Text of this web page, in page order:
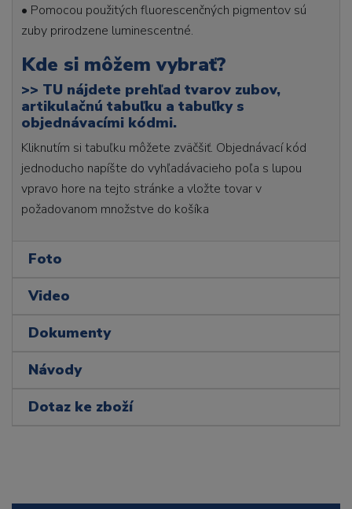
• Pomocou použitých fluorescenčných pigmentov sú
zuby prirodzene luminescentné.
Kde si môžem vybrať?
>> TU nájdete prehľad tvarov zubov,
artikulačnú tabuľku a tabuľky s
objednávacími kódmi.
Kliknutím si tabuľku môžete zväčšiť. Objednávací kód
jednoducho napíšte do vyhľadávacieho poľa s lupou
vpravo hore na tejto stránke a vložte tovar v
požadovanom množstve do košíka
Foto
Video
Dokumenty
Návody
Dotaz ke zboží